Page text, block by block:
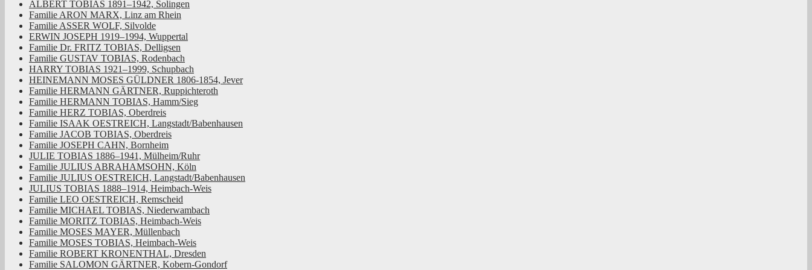
ALBERT TOBIAS 1891–1942, Solingen
Familie ARON MARX, Linz am Rhein
Familie ASSER WOLF, Silvolde
ERWIN JOSEPH 1919–1994, Wuppertal
Familie Dr. FRITZ TOBIAS, Delligsen
Familie GUSTAV TOBIAS, Rodenbach
HARRY TOBIAS 1921–1999, Schupbach
HEINEMANN MOSES GÜLDNER 1806-1854, Jever
Familie HERMANN GÄRTNER, Ruppichteroth
Familie HERMANN TOBIAS, Hamm/Sieg
Familie HERZ TOBIAS, Oberdreis
Familie ISAAK OESTREICH, Langstadt/Babenhausen
Familie JACOB TOBIAS, Oberdreis
Familie JOSEPH CAHN, Bornheim
JULIE TOBIAS 1886–1941, Mülheim/Ruhr
Familie JULIUS ABRAHAMSOHN, Köln
Familie JULIUS OESTREICH, Langstadt/Babenhausen
JULIUS TOBIAS 1888–1914, Heimbach-Weis
Familie LEO OESTREICH, Remscheid
Familie MICHAEL TOBIAS, Niederwambach
Familie MORITZ TOBIAS, Heimbach-Weis
Familie MOSES MAYER, Müllenbach
Familie MOSES TOBIAS, Heimbach-Weis
Familie ROBERT KRONENTHAL, Dresden
Familie SALOMON GÄRTNER, Kobern-Gondorf